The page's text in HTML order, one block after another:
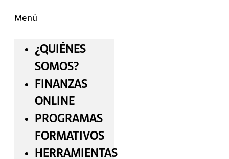
Menú
¿QUIÉNES
SOMOS?
FINANZAS
ONLINE
PROGRAMAS
FORMATIVOS
HERRAMIENTAS